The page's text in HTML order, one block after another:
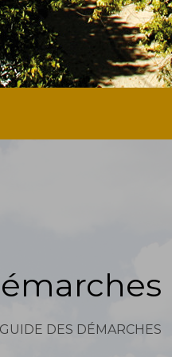
GUIDE DES DÉMARCHES